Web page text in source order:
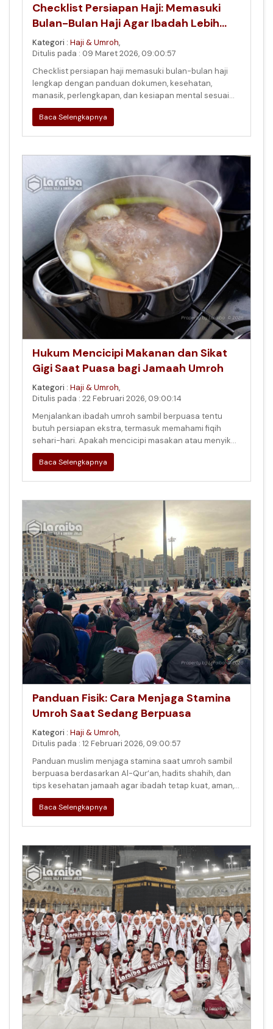
Checklist Persiapan Haji: Memasuki
Bulan-Bulan Haji Agar Ibadah Lebih
Siap dan Tenang
Kategori : Haji & Umroh,
Ditulis pada : 09 Maret 2026, 09:00:57
Checklist persiapan haji memasuki bulan-bulan haji
lengkap dengan panduan dokumen, kesehatan,
manasik, perlengkapan, dan kesiapan mental sesuai
sumber terpercaya
Baca Selengkapnya
Hukum Mencicipi Makanan dan Sikat
Gigi Saat Puasa bagi Jamaah Umroh
Kategori : Haji & Umroh,
Ditulis pada : 22 Februari 2026, 09:00:14
Menjalankan ibadah umroh sambil berpuasa tentu
butuh persiapan ekstra, termasuk memahami fiqih
sehari-hari. Apakah mencicipi masakan atau menyikat
gigi di siang hari membatalk
Baca Selengkapnya
Panduan Fisik: Cara Menjaga Stamina
Umroh Saat Sedang Berpuasa
Kategori : Haji & Umroh,
Ditulis pada : 12 Februari 2026, 09:00:57
Panduan muslim menjaga stamina saat umroh sambil
berpuasa berdasarkan Al-Qur’an, hadits shahih, dan
tips kesehatan jamaah agar ibadah tetap kuat, aman,
dan khusyuk di Tanah Su
Baca Selengkapnya